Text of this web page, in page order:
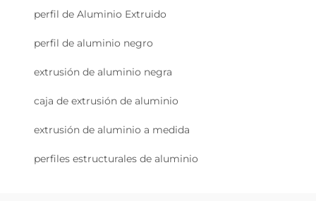
perfil de Aluminio Extruido
perfil de aluminio negro
extrusión de aluminio negra
caja de extrusión de aluminio
extrusión de aluminio a medida
perfiles estructurales de aluminio